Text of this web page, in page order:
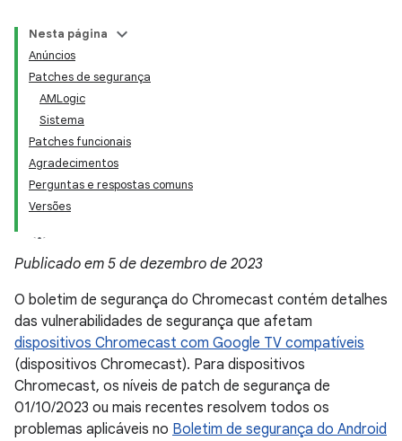
Nesta página
Anúncios
Patches de segurança
AMLogic
Sistema
Patches funcionais
Agradecimentos
Perguntas e respostas comuns
Versões
Publicado em 5 de dezembro de 2023
O boletim de segurança do Chromecast contém detalhes
das vulnerabilidades de segurança que afetam
dispositivos Chromecast com Google TV compatíveis
(dispositivos Chromecast). Para dispositivos
Chromecast, os níveis de patch de segurança de
01/10/2023 ou mais recentes resolvem todos os
problemas aplicáveis no Boletim de segurança do Android